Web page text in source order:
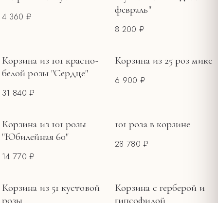
4 360 ₽
февраль"
8 200 ₽
Корзина из 101 красно-
белой розы "Сердце"
31 840 ₽
Корзина из 25 роз микс
6 900 ₽
Корзина из 101 розы
"Юбилейная 60"
14 770 ₽
101 роза в корзине
28 780 ₽
Корзина из 51 кустовой
розы
Корзина с герберой и
гипсофилой